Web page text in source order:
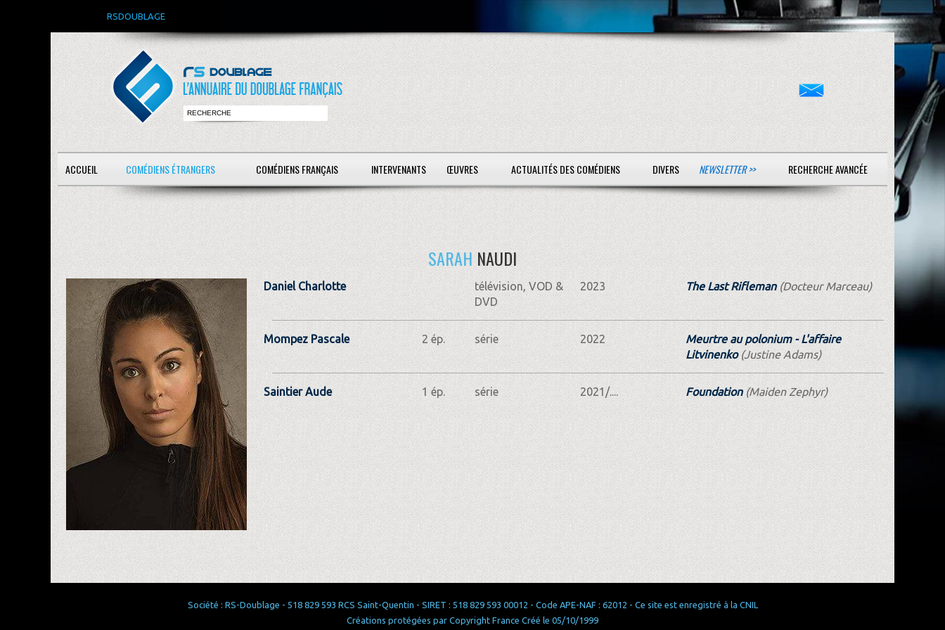
RSDOUBLAGE
ACCUEIL COMÉDIENS ÉTRANGERS COMÉDIENS FRANÇAIS INTERVENANTS ŒUVRES ACTUALITÉS DES COMÉDIENS DIVERS NEWSLETTER >> RECHERCHE AVANCÉE
SARAHNAUDI
Daniel Charlotte
télévision, VOD &
DVD
2023 The Last Rifleman(Docteur Marceau)
Mompez Pascale 2 ép. série 2022
Meurtre au polonium - L'affaire
Litvinenko(Justine Adams)
Saintier Aude 1 ép. série 2021/.... Foundation(Maiden Zephyr)
Société : RS-Doublage - 518 829 593 RCS Saint-Quentin - SIRET : 518 829 593 00012 - Code APE-NAF : 62012 - Ce site est enregistré à la CNIL
Créations protégées par Copyright France Créé le 05/10/1999